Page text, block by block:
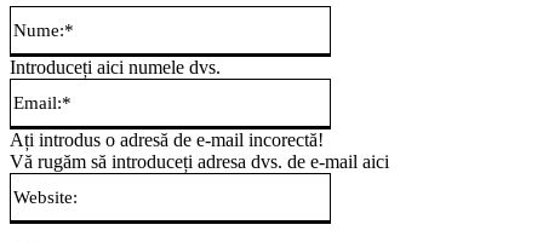
Introduceți aici numele dvs.
Ați introdus o adresă de e-mail incorectă!
Vă rugăm să introduceți adresa dvs. de e-mail aici